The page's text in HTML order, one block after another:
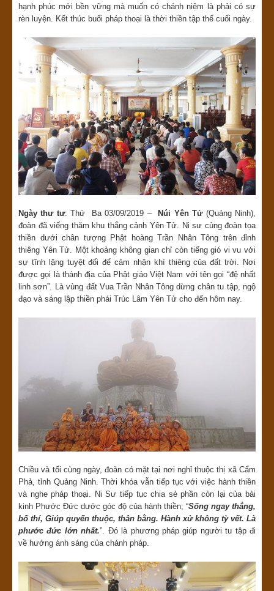
hạnh phúc mới bền vững mà muốn có chánh niệm là phải có sự
rèn luyện. Kết thúc buổi pháp thoại là thời thiền tập thể cuối ngày.
Ngày thư tư: Thứ Ba 03/09/2019 – Núi Yên Tử (Quảng Ninh),
đoàn đã viếng thăm khu thắng cảnh Yên Tử. Ni sư cùng đoàn tọa
thiền dưới chân tượng Phật hoàng Trần Nhân Tông trên đỉnh
thiêng Yên Tử. Một khoảng không gian chỉ còn tiếng gió vi vu với
sự tĩnh lặng tuyệt đối để cảm nhận khí thiêng của đất trời. Nơi
được gọi là thánh địa của Phật giáo Việt Nam với tên gọi “đệ nhất
linh sơn”. Là vùng đất Vua Trần Nhân Tông dừng chân tu tập, ngộ
đạo và sáng lập thiền phái Trúc Lâm Yên Tử cho đến hôm nay.
Chiều và tối cùng ngày, đoàn có mặt tại nơi nghỉ thuộc thị xã Cẩm
Phả, tỉnh Quảng Ninh. Thời khóa vẫn tiếp tục với việc hành thiền
và nghe pháp thoại. Ni Sư tiếp tục chia sẻ phần còn lại của bài
kinh Phước Đức dước góc độ của hành thiền; “Sống ngay thẳng,
bố thí, Giúp quyến thuộc, thân bằng. Hành xử không tỳ vết. Là
phước đức lớn nhất.”. Đó là phương pháp giúp người tu tập đi
về hướng ánh sáng của chánh pháp.